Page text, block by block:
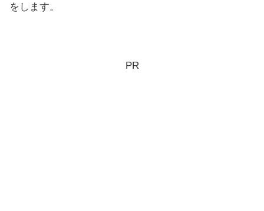
をします。
PR